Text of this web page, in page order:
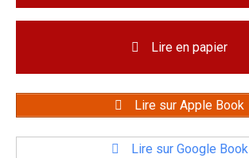
Lire en papier
Lire sur Apple Book
Lire sur Google Book